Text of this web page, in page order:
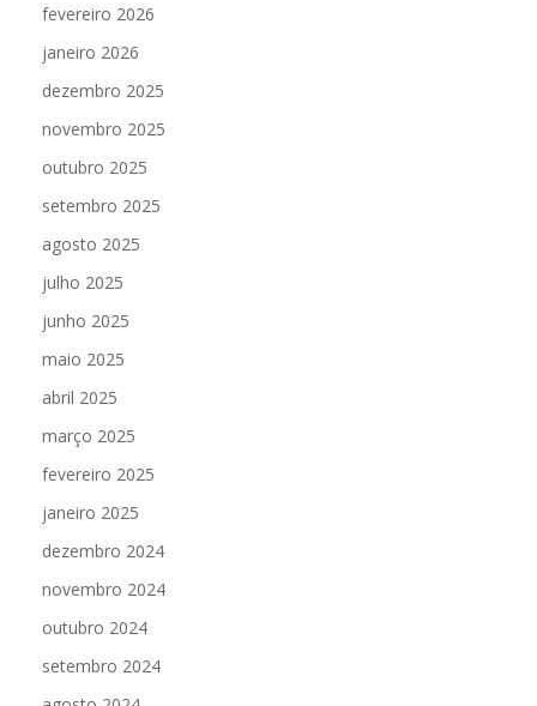
fevereiro 2026
janeiro 2026
dezembro 2025
novembro 2025
outubro 2025
setembro 2025
agosto 2025
julho 2025
junho 2025
maio 2025
abril 2025
março 2025
fevereiro 2025
janeiro 2025
dezembro 2024
novembro 2024
outubro 2024
setembro 2024